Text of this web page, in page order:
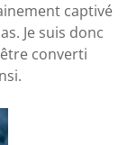
captivé
Je suis donc
converti